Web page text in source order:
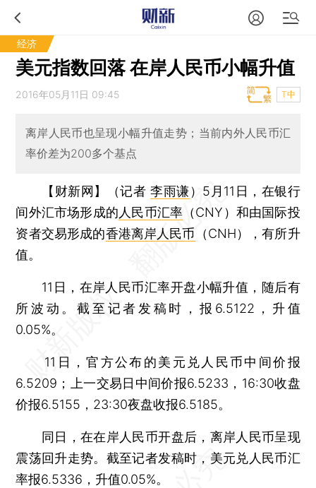
经济
美元指数回落 在岸人民币小幅升值
2016年05月11日 09:45 T中
离岸人民币也呈现小幅升值走势；当前内外人民币汇
率价差为200多个基点
【财新网】（记者李雨谦） 5月11日，在银行
间外汇市场形成的 人民币汇率 （CNY）和由国际投
资者交易形成的香港离岸人民币 （CNH），有所升
值。
11日，在岸人民币汇率开盘小幅升值，随后有
所波动。截至记者发稿时，报6.5122，升值
0.05%。
11日，官方公布的美元兑人民币中间价报
6.5209；上一交易日中间价报6.5233，16:30收盘
价报6.5155，23:30夜盘收报6.5185。
同日，在在岸人民币开盘后，离岸人民币呈现
震荡回升走势。截至记者发稿时，美元兑人民币汇
率报6.5336，升值0.05%。